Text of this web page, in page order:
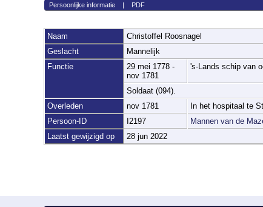
Persoonlijke informatie| PDF
Naam Christoffel Roosnagel
Geslacht
Mannelijk
Functie
29 mei 1778 -
nov 1781
's-Lands schip van
Soldaat (094).
Overleden
nov 1781
In het hospitaal te
Persoon-ID
I2197
Mannen van de
Laatst gewijzigd op
28 jun 2022